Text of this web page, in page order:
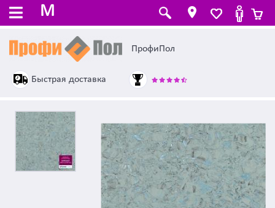
M
ПрофиПол
Быстрая доставка